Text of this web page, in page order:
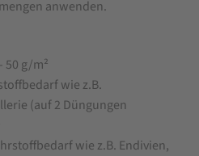
anwenden.
50 g/m²
wie z.B.
(auf 2 Düngungen
wie z.B. Endivien,